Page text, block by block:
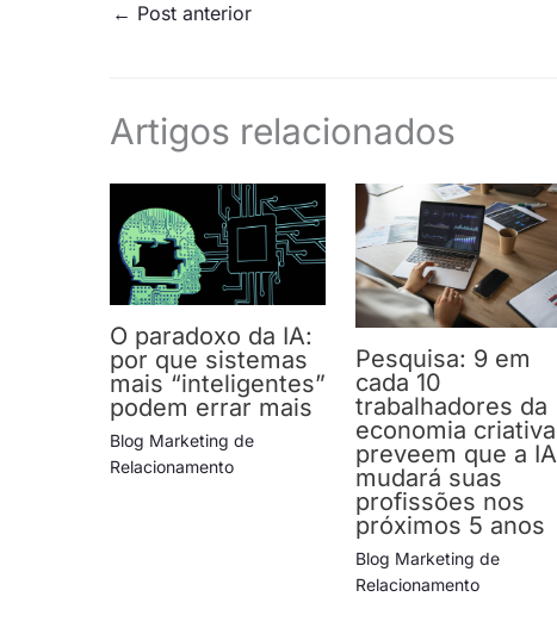
← Post anterior
Artigos relacionados
O paradoxo da IA:
por que sistemas
mais “inteligentes”
podem errar mais
Blog Marketing de
Relacionamento
Pesquisa: 9 em
cada 10
trabalhadores da
economia criativa
preveem que a IA
mudará suas
profissões nos
próximos 5 anos
Blog Marketing de
Relacionamento